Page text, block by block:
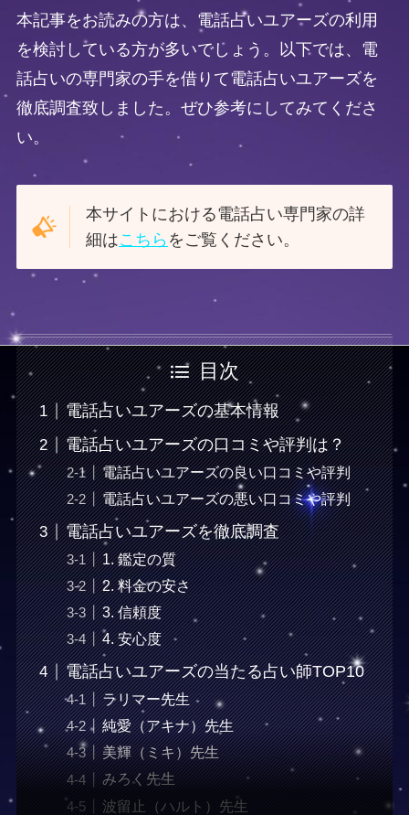
本記事をお読みの方は、電話占いユアーズの利用
を検討している方が多いでしょう。以下では、電
話占いの専門家の手を借りて電話占いユアーズを
徹底調査致しました。ぜひ参考にしてみてくださ
い。
本サイトにおける電話占い専門家の詳
細はこちら をご覧ください。
目次
電話占いユアーズの基本情報
電話占いユアーズの口コミや評判は？
電話占いユアーズの良い口コミや評判
電話占いユアーズの悪い口コミや評判
電話占いユアーズを徹底調査
1. 鑑定の質
2. 料金の安さ
3. 信頼度
4. 安心度
電話占いユアーズの当たる占い師TOP10
ラリマー先生
純愛（アキナ）先生
美輝（ミキ）先生
みろく先生
波留止（ハルト）先生